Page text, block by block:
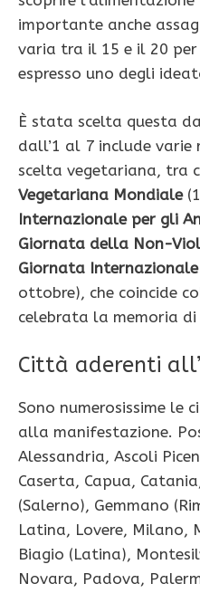
importante anche
varia tra il 15 e il 20 per
espresso uno degli
È stata scelta questa
dall’1 al 7 include
scelta vegetariana, tra
Vegetariana Mondiale
Internazionale per gli
Giornata della Non-
Giornata
ottobre), che coincide
celebrata la memoria di
Città aderenti
Sono numerosissime le
alla manifestazione.
Alessandria, Ascoli
Caserta, Capua,
(Salerno), Gemmano
Latina, Lovere, Milano,
Biagio (Latina),
Novara, Padova,